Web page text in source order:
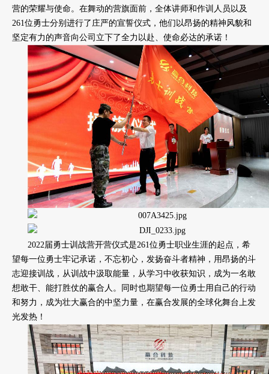
营的荣耀与使命。在舞动的营旗面前，全体讲师和作训人员以及
261位勇士分别进行了庄严的宣誓仪式，他们以昂扬的精神风貌和
坚定有力的声音向公司立下了全力以赴、使命必达的承诺！
2022届勇士训战营开营仪式是261位勇士职业生涯的起点，希
望每一位勇士牢记承诺，不忘初心，发扬奋斗者精神，用昂扬的斗
志迎接训战，从训战中汲取能量，从学习中收获知识，成为一名敢
想敢干、能打胜仗的赢合人。同时也期望每一位勇士用自己的行动
和努力，成为壮大赢合的中坚力量，在赢合发展的全球化舞台上发
光发热！